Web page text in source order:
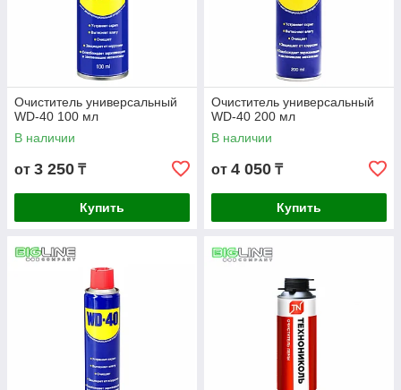
Очиститель универсальный
WD-40 100 мл
В наличии
от 3 250 ₸
Купить
Очиститель универсальный
WD-40 200 мл
В наличии
от 4 050 ₸
Купить